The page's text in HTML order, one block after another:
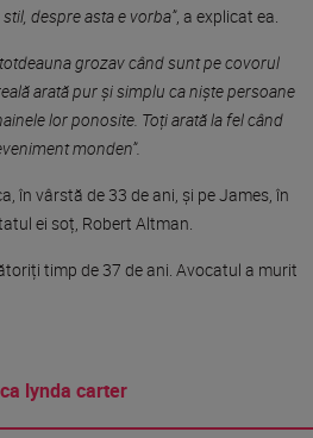
despre asta e vorba”, a explicat ea.
grozav când sunt pe covorul
arată pur și simplu ca niște persoane
lor ponosite. Toți arată la fel când
monden”.
în vârstă de 33 de ani, și pe James, în
ei soț, Robert Altman.
timp de 37 de ani. Avocatul a murit
lynda carter